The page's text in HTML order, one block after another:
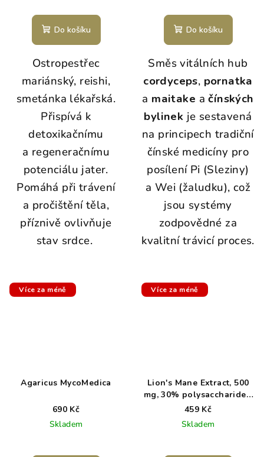
Do košíku
Ostropestřec
mariánský, reishi,
smetánka lékařská.
Přispívá k
detoxikačnímu
a regeneračnímu
potenciálu jater.
Pomáhá při trávení
a pročištění těla,
příznivě ovlivňuje
stav srdce.
Do košíku
Směs vitálních hub
cordyceps, pornatka
a maitake ačínských
bylinek je sestavená
na principech tradiční
čínské medicíny pro
posílení Pi (Sleziny)
a Wei (žaludku), což
jsou systémy
zodpovědné za
kvalitní trávicí proces.
Více za méně
Agaricus MycoMedica
690 Kč
Skladem
Více za méně
Lion's Mane Extract, 500
mg, 30% polysaccharides,
90 kapslí
459 Kč
Skladem